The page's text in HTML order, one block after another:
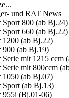
und RAT News
Sport 800 (ab Bj.24)
Sport 660 (ab Bj.22)
1200 (ab Bj.22)
900 (ab Bj.19)
Serie mit 1215 ccm
Serie mit 800ccm
1050 (ab Bj.07)
Sport (ab Bj.13)
955i (Bj.01-06)